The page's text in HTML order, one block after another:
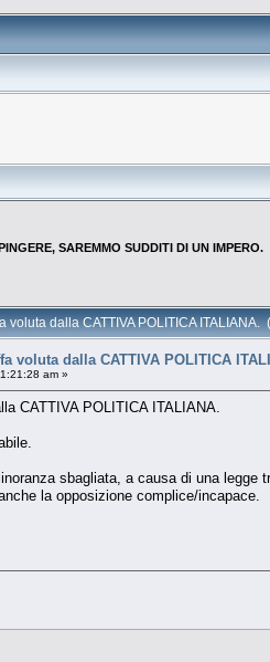
SAREMMO SUDDITI DI UN IMPERO.
dalla CATTIVA POLITICA ITALIANA.
voluta dalla CATTIVA POLITICA
am »
CATTIVA POLITICA ITALIANA.
sbagliata, a causa di una
la opposizione complice/incapace.